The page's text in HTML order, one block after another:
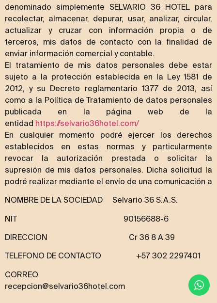
denominado simplemente SELVARIO 36 HOTEL para
recolectar, almacenar, depurar, usar, analizar, circular,
actualizar y cruzar con información propia o de
terceros, mis datos de contacto con la finalidad de
enviar información comercial y contable.
El tratamiento de mis datos personales debe estar
sujeto a la protección establecida en la Ley 1581 de
2012, y su Decreto reglamentario 1377 de 2013, así
como a la Política de Tratamiento de datos personales
publicada en la página web de la
entidad https://selvario36hotel.com/
En cualquier momento podré ejercer los derechos
establecidos en estas normas y particularmente
revocar la autorización prestada o solicitar la
supresión de mis datos personales. Dicha solicitud la
podré realizar mediante el envío de una comunicación a
NOMBRE DE LA SOCIEDAD Selvario 36 S.A.S.
NIT 90156688-6
DIRECCION Cr 36 8 A 39
TELEFONO DE CONTACTO +57 302 2297401
CORREO
recepcion@selvario36hotel.com